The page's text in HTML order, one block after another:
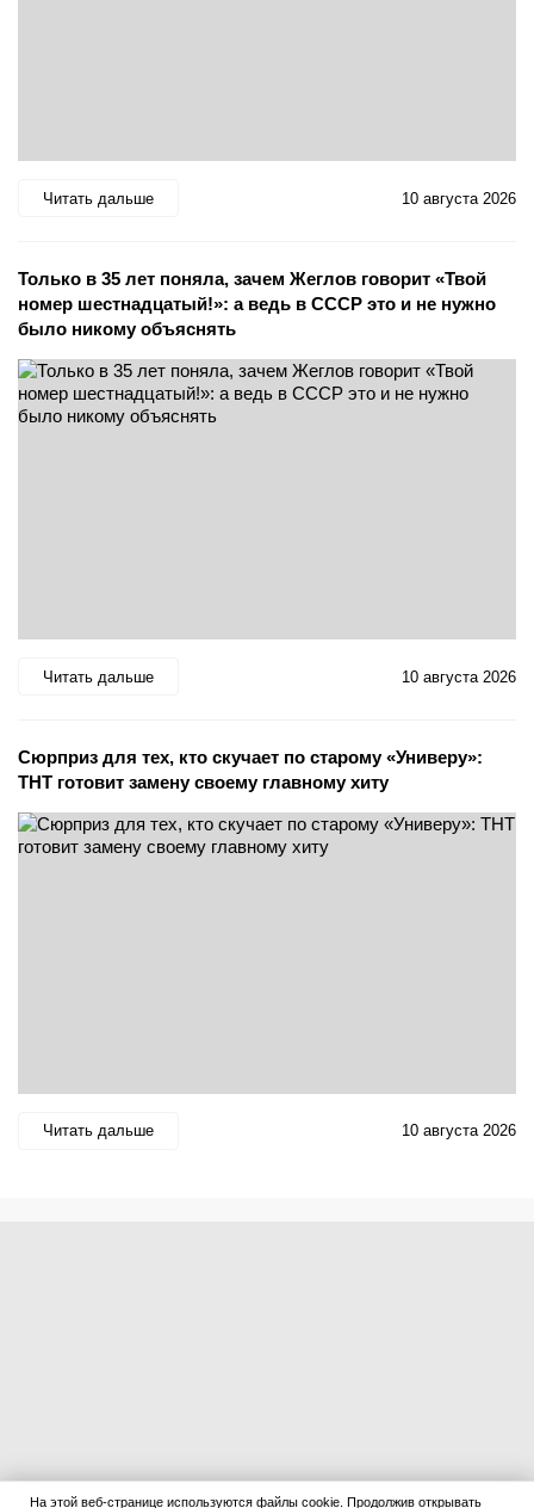
Читать дальше 10 августа 2026
Только в 35 лет поняла, зачем Жеглов говорит «Твой
номер шестнадцатый!»: а ведь в СССР это и не нужно
было никому объяснять
Читать дальше 10 августа 2026
Сюрприз для тех, кто скучает по старому «Универу»:
ТНТ готовит замену своему главному хиту
Читать дальше 10 августа 2026
На этой веб-странице используются файлы cookie. Продолжив открывать